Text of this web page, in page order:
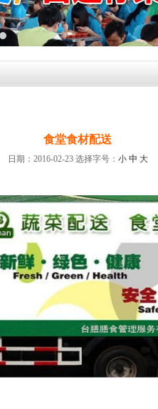
食堂食材配送
日期：2016-02-23 选择字号： 小 中 大